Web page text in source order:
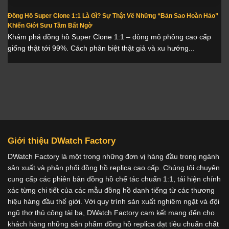
Đồng Hồ Super Clone 1:1 Là Gì? Sự Thật Về Những “Bản Sao Hoàn Hảo”
Khiến Giới Sưu Tầm Bất Ngờ
Khám phá đồng hồ Super Clone 1:1 – dòng mô phỏng cao cấp
giống thật tới 99%. Cách phân biệt thật giả và xu hướng...
Giới thiệu DWatch Factory
DWatch Factory là một trong những đơn vị hàng đầu trong ngành
sản xuất và phân phối đồng hồ replica cao cấp. Chúng tôi chuyên
cung cấp các phiên bản đồng hồ chế tác chuẩn 1:1, tái hiện chính
xác từng chi tiết của các mẫu đồng hồ danh tiếng từ các thương
hiệu hàng đầu thế giới. Với quy trình sản xuất nghiêm ngặt và đội
ngũ thợ thủ công tài ba, DWatch Factory cam kết mang đến cho
khách hàng những sản phẩm đồng hồ replica đạt tiêu chuẩn chất